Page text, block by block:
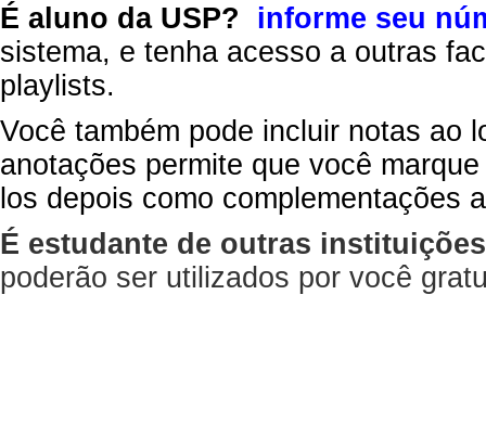
É aluno da USP?
informe seu
sistema, e tenha acesso a outras
playlists.
Você também pode incluir notas ao
anotações permite que você
los depois como complementações
É estudante de outras
poderão ser utilizados por você